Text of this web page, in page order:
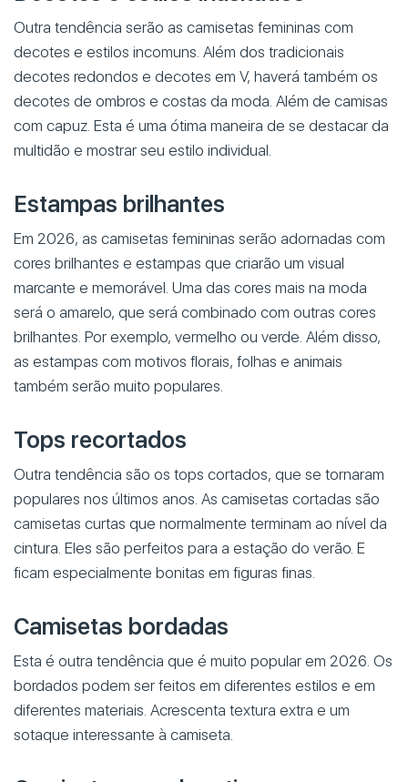
Outra tendência serão as camisetas femininas com
decotes e estilos incomuns. Além dos tradicionais
decotes redondos e decotes em V, haverá também os
decotes de ombros e costas da moda. Além de camisas
com capuz. Esta é uma ótima maneira de se destacar da
multidão e mostrar seu estilo individual.
Estampas brilhantes
Em 2026, as camisetas femininas serão adornadas com
cores brilhantes e estampas que criarão um visual
marcante e memorável. Uma das cores mais na moda
será o amarelo, que será combinado com outras cores
brilhantes. Por exemplo, vermelho ou verde. Além disso,
as estampas com motivos florais, folhas e animais
também serão muito populares.
Tops recortados
Outra tendência são os tops cortados, que se tornaram
populares nos últimos anos. As camisetas cortadas são
camisetas curtas que normalmente terminam ao nível da
cintura. Eles são perfeitos para a estação do verão. E
ficam especialmente bonitas em figuras finas.
Camisetas bordadas
Esta é outra tendência que é muito popular em 2026. Os
bordados podem ser feitos em diferentes estilos e em
diferentes materiais. Acrescenta textura extra e um
sotaque interessante à camiseta.